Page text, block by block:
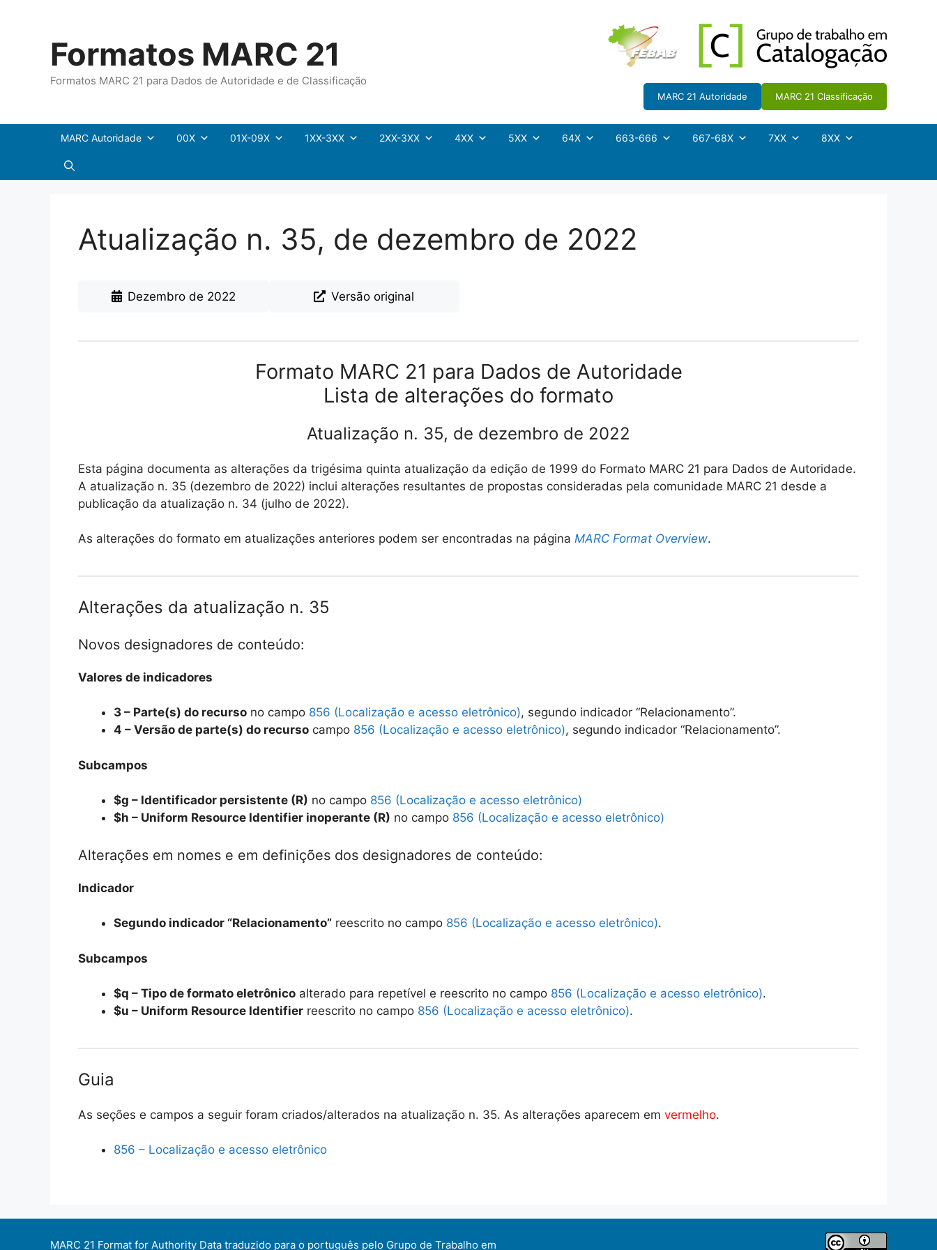
Formatos MARC 21
Formatos MARC 21 para Dados de Autoridade e de Classificação
MARC 21 Autoridade MARC 21 Classificação
MARC Autoridade 00X 01X-09X 1XX-3XX 2XX-3XX 4XX 5XX 64X 663-666 667-68X 7XX 8XX
Atualização n. 35, de dezembro de 2022
Dezembro de 2022 Versão original
Formato MARC 21 para Dados de Autoridade
Lista de alterações do formato
Atualização n. 35, de dezembro de 2022
Esta página documenta as alterações da trigésima quinta atualização da edição de 1999 do Formato MARC 21 para Dados de Autoridade.
A atualização n. 35 (dezembro de 2022) inclui alterações resultantes de propostas consideradas pela comunidade MARC 21 desde a
publicação da atualização n. 34 (julho de 2022).
As alterações do formato em atualizações anteriores podem ser encontradas na página MARC Format Overview.
Alterações da atualização n. 35
Novos designadores de conteúdo:
Valores de indicadores
3 – Parte(s) do recurso no campo 856 (Localização e acesso eletrônico), segundo indicador “Relacionamento”.
4 – Versão de parte(s) do recurso campo 856 (Localização e acesso eletrônico), segundo indicador “Relacionamento”.
Subcampos
$g – Identificador persistente (R) no campo 856 (Localização e acesso eletrônico)
$h – Uniform Resource Identifier inoperante (R) no campo 856 (Localização e acesso eletrônico)
Alterações em nomes e em definições dos designadores de conteúdo:
Indicador
Segundo indicador “Relacionamento” reescrito no campo 856 (Localização e acesso eletrônico).
Subcampos
$q – Tipo de formato eletrônico alterado para repetível e reescrito no campo 856 (Localização e acesso eletrônico).
$u – Uniform Resource Identifier reescrito no campo 856 (Localização e acesso eletrônico).
Guia
As seções e campos a seguir foram criados/alterados na atualização n. 35. As alterações aparecem em vermelho.
856 – Localização e acesso eletrônico
MARC 21 Format for Authority Data traduzido para o português pelo Grupo de Trabalho em